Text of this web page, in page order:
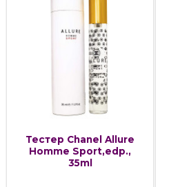
Тестер Chanel Allure
Homme Sport,edp.,
35ml